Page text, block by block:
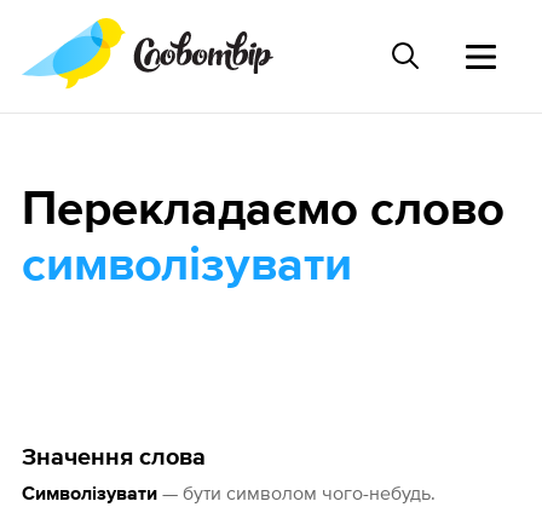
Значення слова
Символізувати— бути символом чого-небудь.
Перекладаємо слово
символізувати